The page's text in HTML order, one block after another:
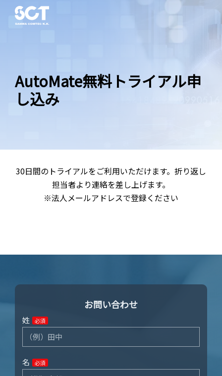
AutoMate無料トライアル申
し込み
30日間のトライアルをご利用いただけます。折り返し
担当者より連絡を差し上げます。
※法人メールアドレスで登録ください
お問い合わせ
姓 必須
名 必須